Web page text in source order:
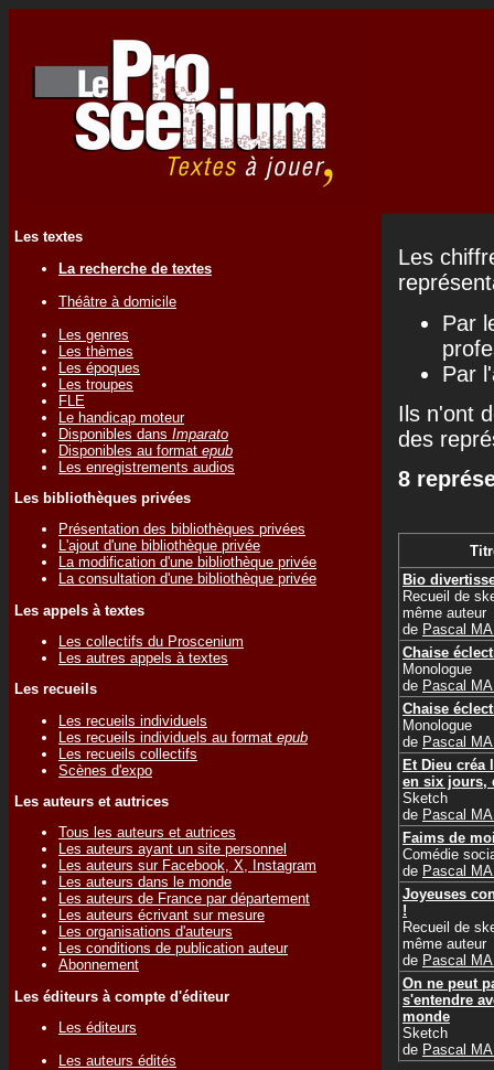
Les textes
La recherche de textes
Théâtre à domicile
Les genres
Les thèmes
Les époques
Les troupes
FLE
Le handicap moteur
Disponibles dans Imparato
Disponibles au format epub
Les enregistrements audios
Les bibliothèques privées
Présentation des bibliothèques privées
L'ajout d'une bibliothèque privée
La modification d'une bibliothèque privée
La consultation d'une bibliothèque privée
Les appels à textes
Les collectifs du Proscenium
Les autres appels à textes
Les recueils
Les recueils individuels
Les recueils individuels au format epub
Les recueils collectifs
Scènes d'expo
Les auteurs et autrices
Tous les auteurs et autrices
Les auteurs ayant un site personnel
Les auteurs sur Facebook, X, Instagram
Les auteurs dans le monde
Les auteurs de France par département
Les auteurs écrivant sur mesure
Les organisations d'auteurs
Les conditions de publication auteur
Abonnement
Les éditeurs à compte d'éditeur
Les éditeurs
Les auteurs édités
Les
Par
Par
Ils n'ont
des
8
Bio
Recueil de
même auteur
de Pascal
Chaise
Monologue
de Pascal
Chaise
Monologue
de Pascal
Et Dieu créa
en six jours,
Sketch
de Pascal
Faims de
Comédie
de Pascal
Joyeuses
!
Recueil de
même auteur
de Pascal
On ne peut
s'entendre
monde
Sketch
de Pascal